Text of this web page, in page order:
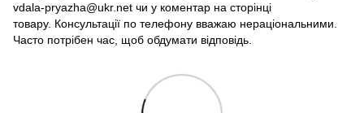
vdala-pryazha@ukr.net чи у коментар на сторінці
товару. Консультації по телефону вважаю нераціональними.
Часто потрібен час, щоб обдумати відповідь.